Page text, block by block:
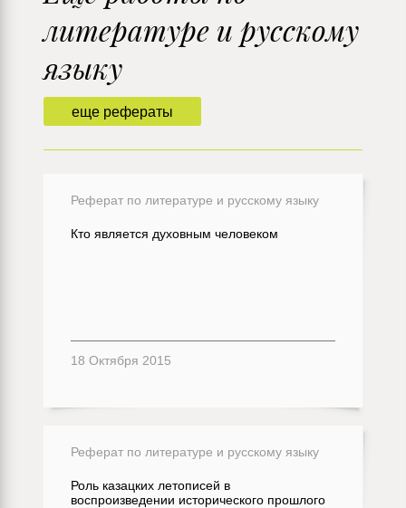
еще рефераты
литературе и русскому
языку
Реферат по литературе и русскому языку
Кто является духовным человеком
18 Октября 2015
Реферат по литературе и русскому языку
Роль казацких летописей в
воспроизведении исторического прошлого